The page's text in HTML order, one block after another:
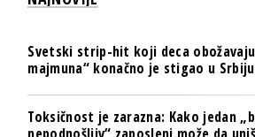
Svetski strip-hit koji deca
majmuna“ konačno je stigao u Srbiju
Toksičnost je zarazna: Kako jedan